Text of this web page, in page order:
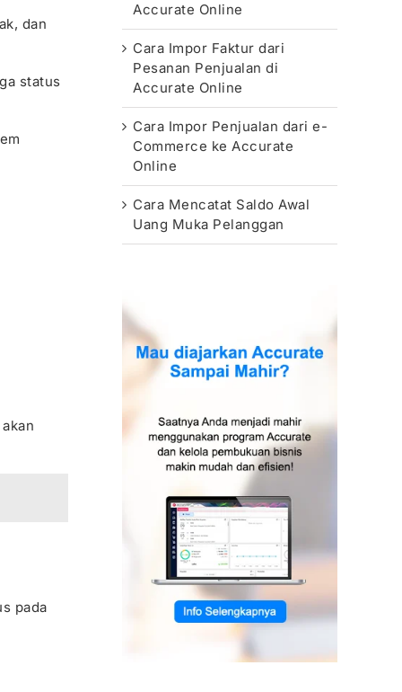
dan
status
pada
Accurate Online
Cara Impor Faktur dari
Pesanan Penjualan di
Accurate Online
Cara Impor Penjualan dari e-
Commerce ke Accurate
Online
Cara Mencatat Saldo Awal
Uang Muka Pelanggan